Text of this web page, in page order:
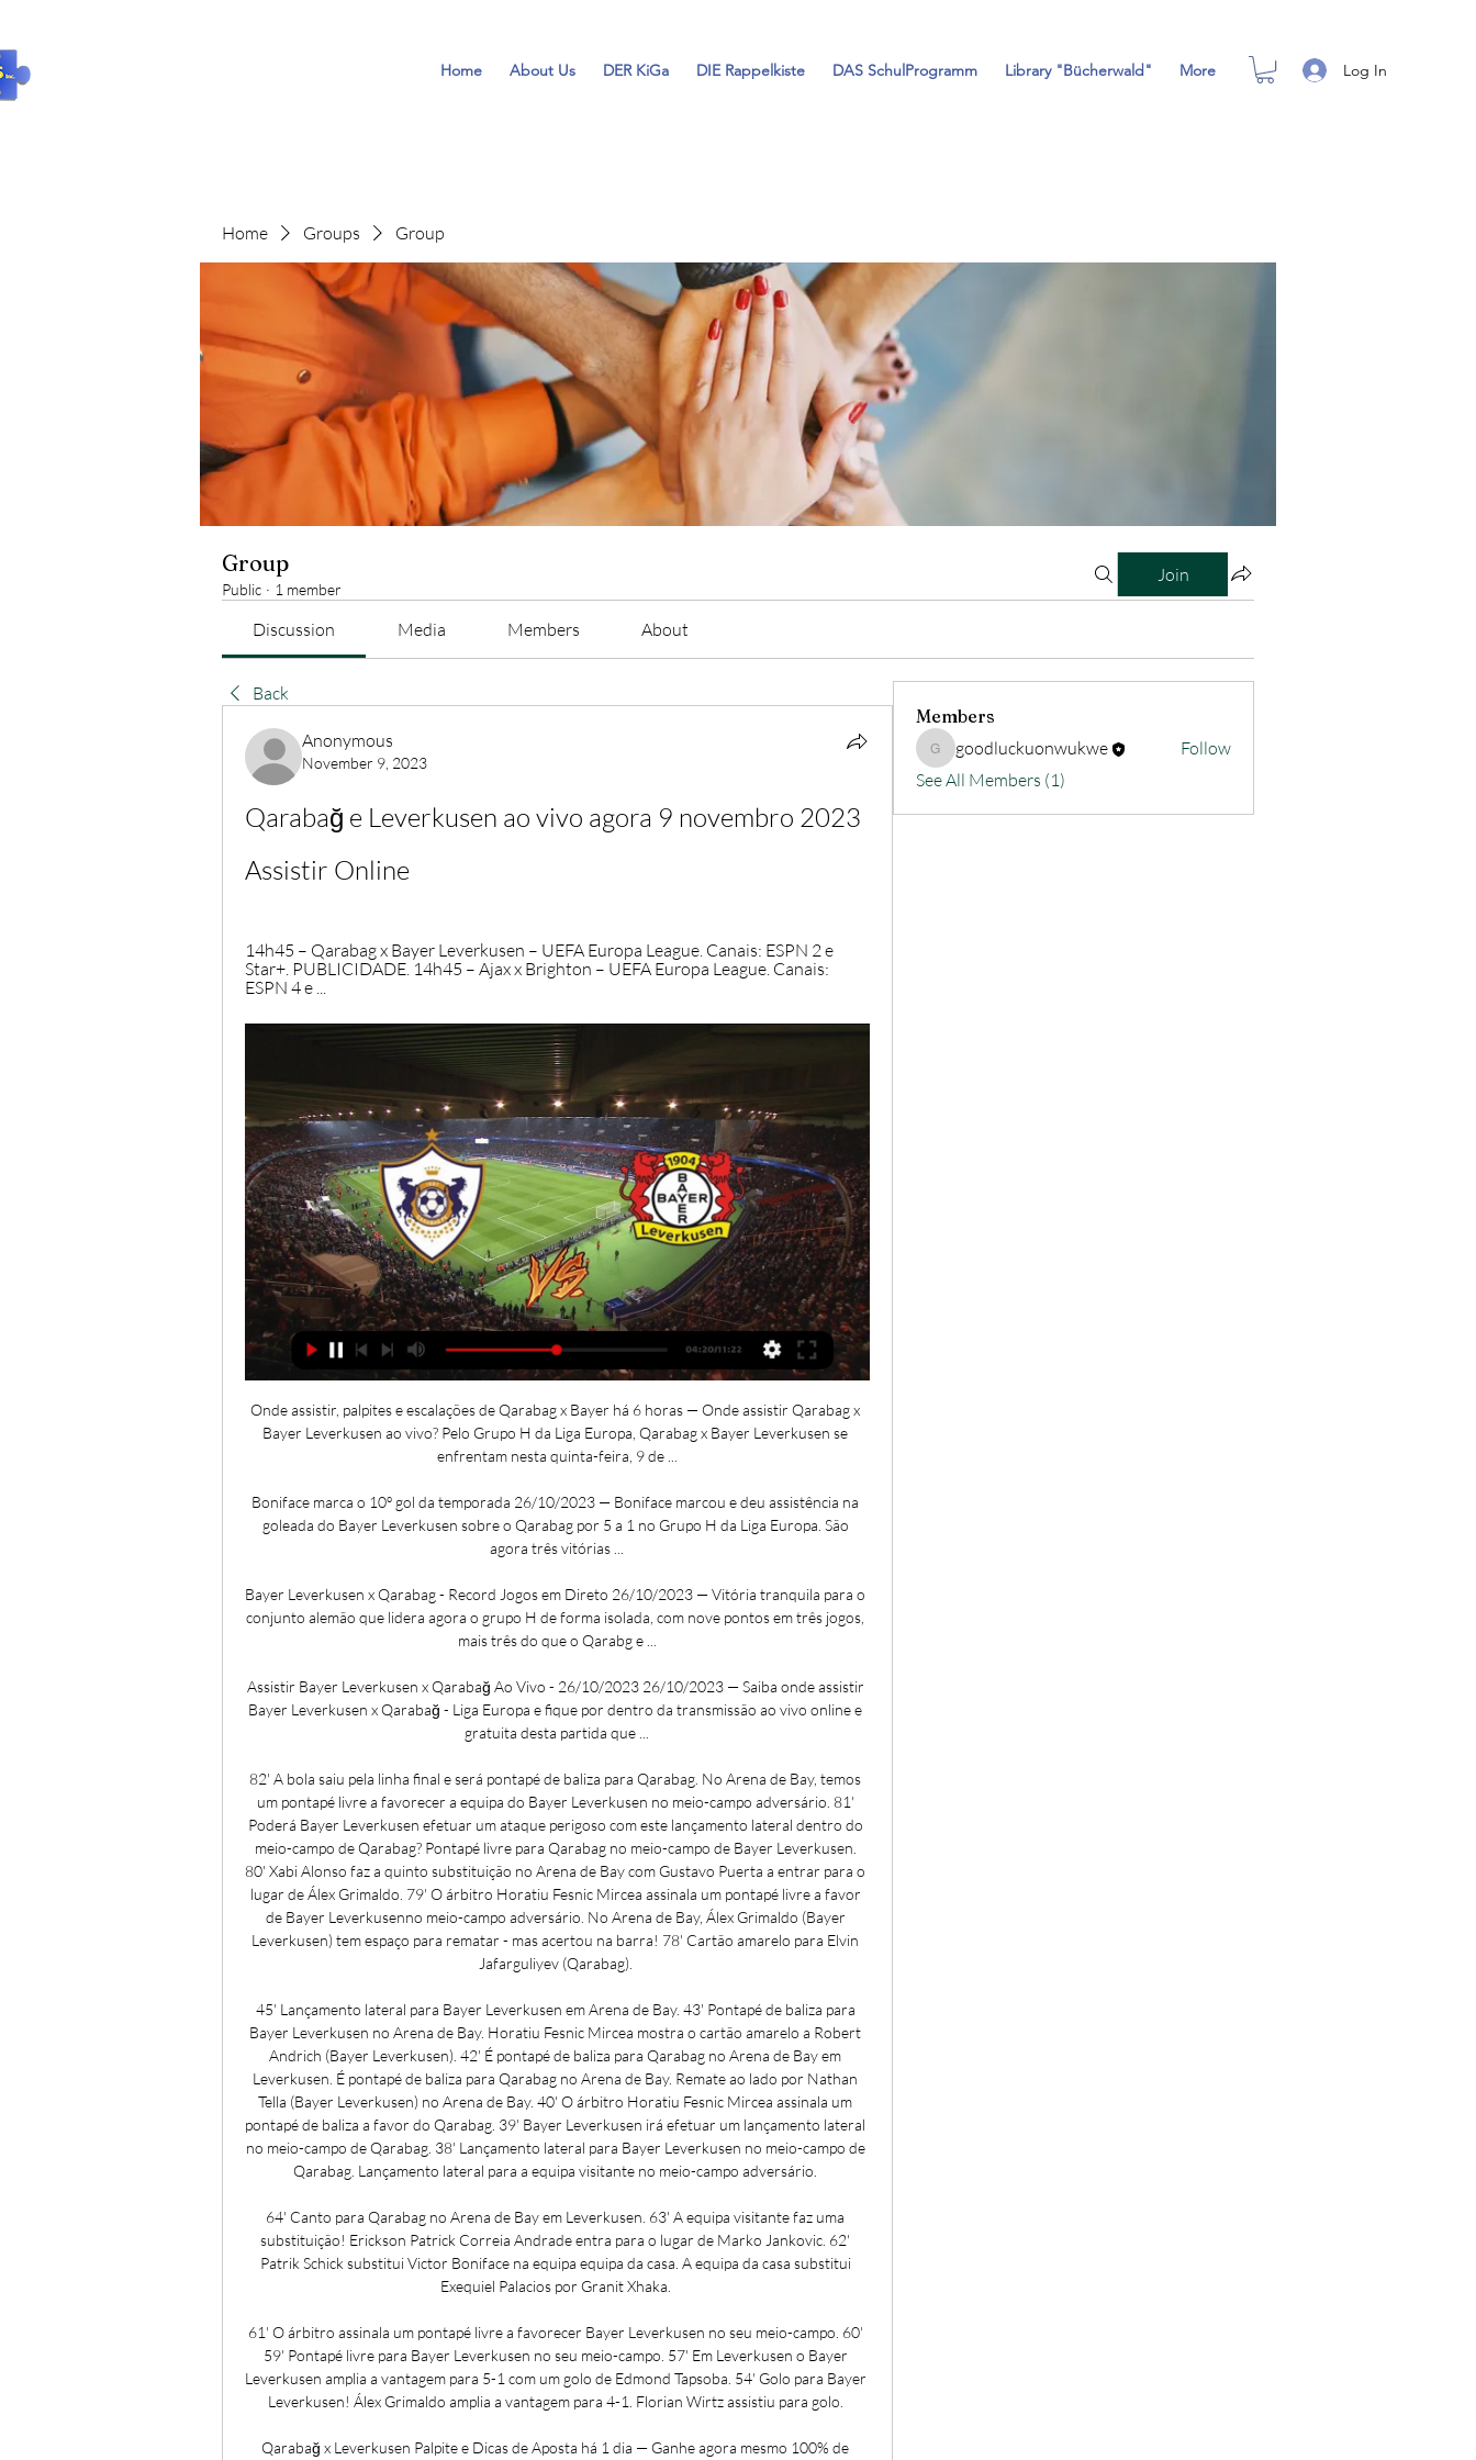
Home About Us DER KiGa DIE Rappelkiste DAS SchulProgramm Library "Bücherwald" More Log In
Home Groups Group
Group
Public · 1 member
Join
Discussion Media Members About
Back
Anonymous
November 9, 2023
Qarabağ e Leverkusen ao vivo agora 9 novembro 2023
Assistir Online
14h45 – Qarabag x Bayer Leverkusen – UEFA Europa League. Canais: ESPN 2 e
Star+. PUBLICIDADE. 14h45 – Ajax x Brighton – UEFA Europa League. Canais:
ESPN 4 e ...
Onde assistir, palpites e escalações de Qarabag x Bayer há 6 horas — Onde assistir Qarabag x
Bayer Leverkusen ao vivo? Pelo Grupo H da Liga Europa, Qarabag x Bayer Leverkusen se
enfrentam nesta quinta-feira, 9 de ...
Boniface marca o 10º gol da temporada 26/10/2023 — Boniface marcou e deu assistência na
goleada do Bayer Leverkusen sobre o Qarabag por 5 a 1 no Grupo H da Liga Europa. São
agora três vitórias ...
Bayer Leverkusen x Qarabag - Record Jogos em Direto 26/10/2023 — Vitória tranquila para o
conjunto alemão que lidera agora o grupo H de forma isolada, com nove pontos em três jogos,
mais três do que o Qarabg e ...
Assistir Bayer Leverkusen x Qarabağ Ao Vivo - 26/10/2023 26/10/2023 — Saiba onde assistir
Bayer Leverkusen x Qarabağ - Liga Europa e fique por dentro da transmissão ao vivo online e
gratuita desta partida que ...
82' A bola saiu pela linha final e será pontapé de baliza para Qarabag. No Arena de Bay, temos
um pontapé livre a favorecer a equipa do Bayer Leverkusen no meio-campo adversário. 81'
Poderá Bayer Leverkusen efetuar um ataque perigoso com este lançamento lateral dentro do
meio-campo de Qarabag? Pontapé livre para Qarabag no meio-campo de Bayer Leverkusen.
80' Xabi Alonso faz a quinto substituição no Arena de Bay com Gustavo Puerta a entrar para o
lugar de Álex Grimaldo. 79' O árbitro Horatiu Fesnic Mircea assinala um pontapé livre a favor
de Bayer Leverkusenno meio-campo adversário. No Arena de Bay, Álex Grimaldo (Bayer
Leverkusen) tem espaço para rematar - mas acertou na barra! 78' Cartão amarelo para Elvin
Jafarguliyev (Qarabag).
45' Lançamento lateral para Bayer Leverkusen em Arena de Bay. 43' Pontapé de baliza para
Bayer Leverkusen no Arena de Bay. Horatiu Fesnic Mircea mostra o cartão amarelo a Robert
Andrich (Bayer Leverkusen). 42' É pontapé de baliza para Qarabag no Arena de Bay em
Leverkusen. É pontapé de baliza para Qarabag no Arena de Bay. Remate ao lado por Nathan
Tella (Bayer Leverkusen) no Arena de Bay. 40' O árbitro Horatiu Fesnic Mircea assinala um
pontapé de baliza a favor do Qarabag. 39' Bayer Leverkusen irá efetuar um lançamento lateral
no meio-campo de Qarabag. 38' Lançamento lateral para Bayer Leverkusen no meio-campo de
Qarabag. Lançamento lateral para a equipa visitante no meio-campo adversário.
64' Canto para Qarabag no Arena de Bay em Leverkusen. 63' A equipa visitante faz uma
substituição! Erickson Patrick Correia Andrade entra para o lugar de Marko Jankovic. 62'
Patrik Schick substitui Victor Boniface na equipa equipa da casa. A equipa da casa substitui
Exequiel Palacios por Granit Xhaka.
61' O árbitro assinala um pontapé livre a favorecer Bayer Leverkusen no seu meio-campo. 60'
59' Pontapé livre para Bayer Leverkusen no seu meio-campo. 57' Em Leverkusen o Bayer
Leverkusen amplia a vantagem para 5-1 com um golo de Edmond Tapsoba. 54' Golo para Bayer
Leverkusen! Álex Grimaldo amplia a vantagem para 4-1. Florian Wirtz assistiu para golo.
Qarabağ x Leverkusen Palpite e Dicas de Aposta há 1 dia — Ganhe agora mesmo 100% de
Members
goodluckuonwukwe
goodluckuonwukwe
Follow
See All Members (1)